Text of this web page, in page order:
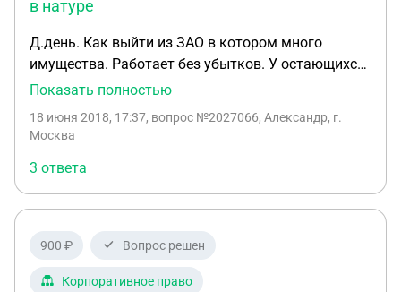
в натуре
Д.день. Как выйти из ЗАО в котором много
имущества. Работает без убытков. У остающихся
акционеров 3/4 голосов. И на. На. Реорганизацию
будет. Нас бы устроила доля имущества в натуре.
Показать полностью
18 июня 2018, 17:37, вопрос №2027066, Александр, г.
Москва
3 ответа
900 ₽ Вопрос решен
Корпоративное право